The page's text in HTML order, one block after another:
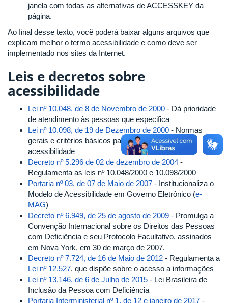
janela com todas as alternativas de ACCESSKEY da
página.
Ao final desse texto, você poderá baixar alguns arquivos que
explicam melhor o termo acessibilidade e como deve ser
implementado nos sites da Internet.
Leis e decretos sobre
acessibilidade
Lei nº 10.048, de 8 de Novembro de 2000 - Dá prioridade
de atendimento às pessoas que especifica
Lei nº 10.098, de 19 de Dezembro de 2000 - Normas
gerais e critérios básicos para a promoção da
acessibilidade
Decreto nº 5.296 de 02 de dezembro de 2004 -
Regulamenta as leis nº 10.048/2000 e 10.098/2000
Portaria nº 03, de 07 de Maio de 2007 - Institucionaliza o
Modelo de Acessibilidade em Governo Eletrônico (e-
MAG)
Decreto nº 6.949, de 25 de agosto de 2009 - Promulga a
Convenção Internacional sobre os Direitos das Pessoas
com Deficiência e seu Protocolo Facultativo, assinados
em Nova York, em 30 de março de 2007.
Decreto nº 7.724, de 16 de Maio de 2012 - Regulamenta a
Lei nº 12.527, que dispõe sobre o acesso a informações
Lei nº 13.146, de 6 de Julho de 2015 - Lei Brasileira de
Inclusão da Pessoa com Deficiência
Portaria Interministerial nº 1, de 12 e janeiro de 2017 -